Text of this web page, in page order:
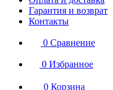
Гарантия и возврат
Контакты
0 Сравнение
0 Избранное
0 Корзина